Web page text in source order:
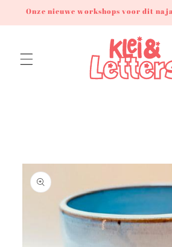
naar de
content
Onze nieuwe workshops voor dit